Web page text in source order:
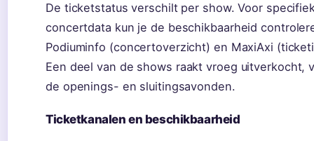
De ticketstatus verschilt per show. Voor
concertdata kun je de beschikbaarheid
Podiuminfo (concertoverzicht) en MaxiAxi
Een deel van de shows raakt vroeg uitverkocht,
de openings- en sluitingsavonden.
Ticketkanalen en beschikbaarheid